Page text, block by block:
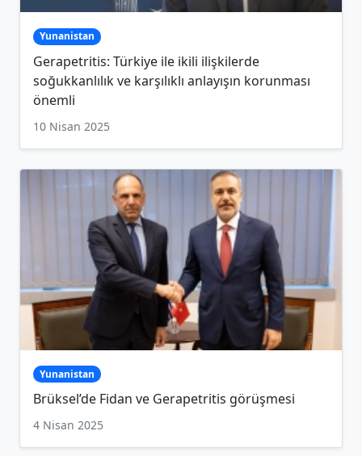
Yunanistan
Gerapetritis: Türkiye ile ikili ilişkilerde
soğukkanlılık ve karşılıklı anlayışın korunması
önemli
10 Nisan 2025
Yunanistan
Brüksel’de Fidan ve Gerapetritis görüşmesi
4 Nisan 2025